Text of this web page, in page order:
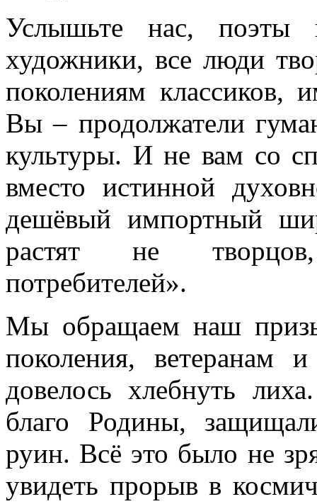
Услышьте нас, поэты
художники, все люди
поколениям классиков,
Вы – продолжатели
культуры. И не вам со
вместо истинной
дешёвый импортный
растят не
потребителей».
Мы обращаем наш
поколения,
довелось хлебнуть
благо Родины,
руин. Всё это было не
увидеть прорыв в